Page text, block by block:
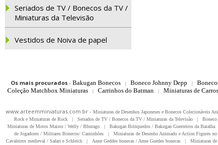
Seriados de TV / Bonecos da TV /
Miniaturas da Televisão
Vestidos de Noiva de papel
Os mais procurados- Bakugan Bonecos | Boneco Johnny Depp |
Coleção Matchbox Miniaturas
| Carrinhos do Batman | Miniaturas de
www.arteemminiaturas.com.br - Miniaturas de Desenhos Japoneses e Bonecos Colecionáveis
Rock e Miniaturas de Rock
| Seriados de TV / Bonecos da TV / Miniaturas da Televisão |
Miniaturas de Motos Maisto / Welly / Bburago
| Bakugan Brinquedos / Bakugan Guerreiros da Batalha
de Jogadores / Militares Bonecos/ Caminhões
|
Miniaturas de Desenho Animado e Action Figures
Cavaleiros medieval / Safari e Schleich
| Anne Geddes bonecas / Anne Guedes bonecas |
Miniaturas